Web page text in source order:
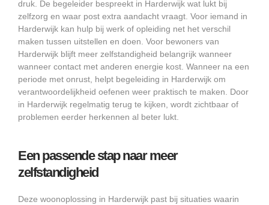
druk. De begeleider bespreekt in Harderwijk wat lukt bij
zelfzorg en waar post extra aandacht vraagt. Voor iemand in
Harderwijk kan hulp bij werk of opleiding net het verschil
maken tussen uitstellen en doen. Voor bewoners van
Harderwijk blijft meer zelfstandigheid belangrijk wanneer
wanneer contact met anderen energie kost. Wanneer na een
periode met onrust, helpt begeleiding in Harderwijk om
verantwoordelijkheid oefenen weer praktisch te maken. Door
in Harderwijk regelmatig terug te kijken, wordt zichtbaar of
problemen eerder herkennen al beter lukt.
Een passende stap naar meer
zelfstandigheid
Deze woonoplossing in Harderwijk past bij situaties waarin